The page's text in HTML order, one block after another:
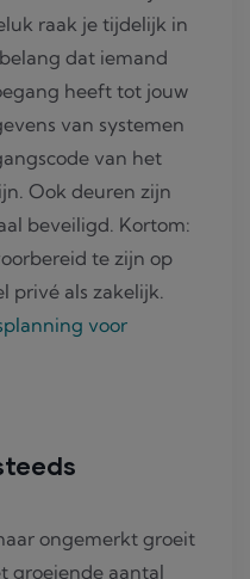
raak je tijdelijk in
dat iemand
heeft tot jouw
van systemen
van het
Ook deuren zijn
beveiligd. Kortom:
te zijn op
privé als zakelijk.
voor
ongemerkt groeit
groeiende aantal